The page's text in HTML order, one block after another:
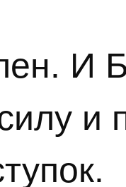
И
и